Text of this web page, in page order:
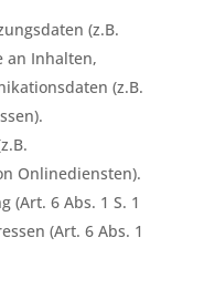
(z.B.
an Inhalten,
(z.B.
Onlinediensten).
(Art. 6 Abs. 1 S. 1
(Art. 6 Abs. 1